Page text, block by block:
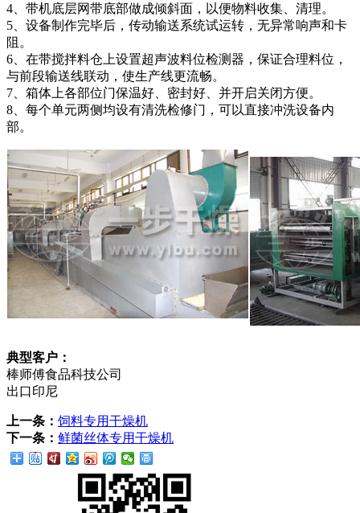
4、带机底层网带底部做成倾斜面，以便物料收集、清理。
5、设备制作完毕后，传动输送系统试运转，无异常响声和卡
阻。
6、在带搅拌料仓上设置超声波料位检测器，保证合理料位，
与前段输送线联动，使生产线更流畅。
7、箱体上各部位门保温好、密封好、并开启关闭方便。
8、每个单元两侧均设有清洗检修门，可以直接冲洗设备内
部。
典型客户：
棒师傅食品科技公司
出口印尼
上一条： 饲料专用干燥机
下一条： 鲜菌丝体专用干燥机